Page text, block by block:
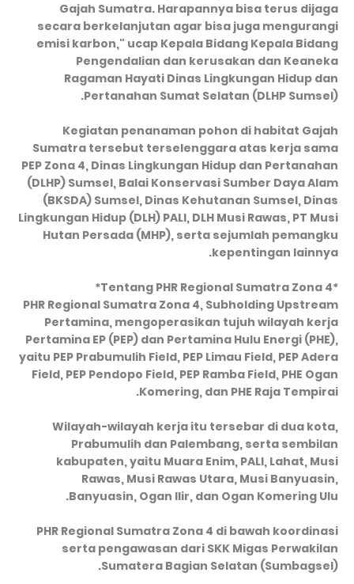
Gajah Sumatra. Harapannya bisa terus dijaga
secara berkelanjutan agar bisa juga mengurangi
emisi karbon," ucap Kepala Bidang Kepala Bidang
Pengendalian dan kerusakan dan Keaneka
Ragaman Hayati Dinas Lingkungan Hidup dan
Pertanahan Sumat Selatan (DLHP Sumsel).
Kegiatan penanaman pohon di habitat Gajah
Sumatra tersebut terselenggara atas kerja sama
PEP Zona 4, Dinas Lingkungan Hidup dan Pertanahan
(DLHP) Sumsel, Balai Konservasi Sumber Daya Alam
(BKSDA) Sumsel, Dinas Kehutanan Sumsel, Dinas
Lingkungan Hidup (DLH) PALI, DLH Musi Rawas, PT Musi
Hutan Persada (MHP), serta sejumlah pemangku
kepentingan lainnya.
*‎Tentang PHR Regional Sumatra Zona 4*
‎PHR Regional Sumatra Zona 4, Subholding Upstream
Pertamina, mengoperasikan tujuh wilayah kerja
Pertamina EP (PEP) dan Pertamina Hulu Energi (PHE),
yaitu PEP Prabumulih Field, PEP Limau Field, PEP Adera
Field, PEP Pendopo Field, PEP Ramba Field, PHE Ogan
Komering, dan PHE Raja Tempirai.
‎Wilayah-wilayah kerja itu tersebar di dua kota,
Prabumulih dan Palembang, serta sembilan
kabupaten, yaitu Muara Enim, PALI, Lahat, Musi
Rawas, Musi Rawas Utara, Musi Banyuasin,
Banyuasin, Ogan Ilir, dan Ogan Komering Ulu.
‎PHR Regional Sumatra Zona 4 di bawah koordinasi
serta pengawasan dari SKK Migas Perwakilan
Sumatera Bagian Selatan (Sumbagsel).